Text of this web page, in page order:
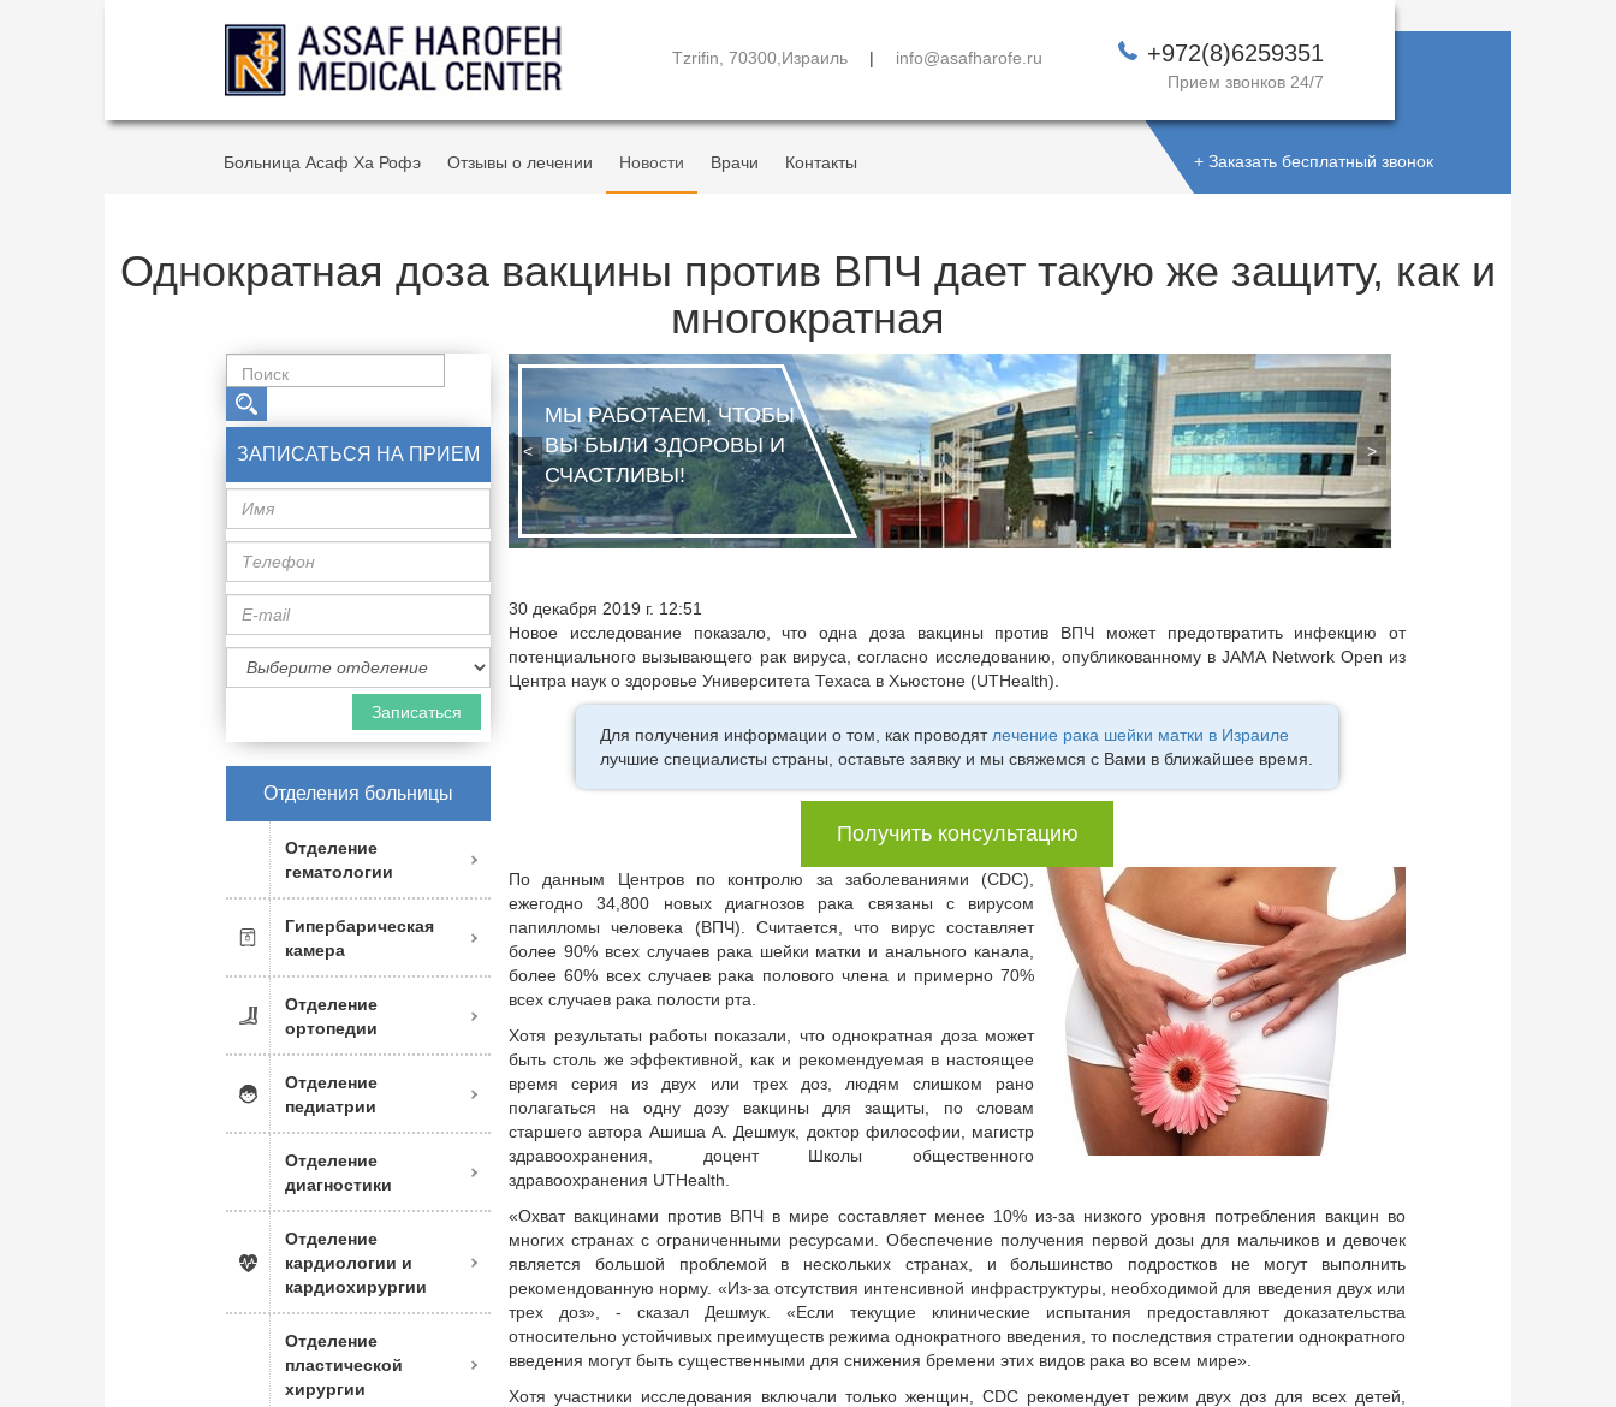
Tzrifin, 70300,Израиль | info@asafharofe.ru +972(8)6259351
Прием звонков 24/7
Больница Асаф Ха Рофэ Отзывы о лечении Новости Врачи Контакты + Заказать бесплатный звонок
Однократная доза вакцины против ВПЧ дает такую же защиту, как и
многократная
ЗАПИСАТЬСЯ НА ПРИЕМ
Имя
Телефон
E-
mail
Специализация
врача
Отделения больницы
Отделение
гематологии
Гипербарическая
камера
Отделение
ортопедии
Отделение
педиатрии
Отделение
диагностики
Отделение
кардиологии и
кардиохирургии
Отделение
пластической
хирургии
МЫ РАБОТАЕМ, ЧТОБЫ
ВЫ БЫЛИ ЗДОРОВЫ И
СЧАСТЛИВЫ!
< >
30 декабря 2019 г. 12:51
Новое исследование показало, что одна доза вакцины против ВПЧ может предотвратить инфекцию от
потенциального вызывающего рак вируса, согласно исследованию, опубликованному в JAMA Network Open из
Центра наук о здоровье Университета Техаса в Хьюстоне (UTHealth).
Для получения информации о том, как проводят лечение рака шейки матки в Израиле
лучшие специалисты страны, оставьте заявку и мы свяжемся с Вами в ближайшее время.
Получить консультацию
По данным Центров по контролю за заболеваниями (CDC),
ежегодно 34,800 новых диагнозов рака связаны с вирусом
папилломы человека (ВПЧ). Считается, что вирус составляет
более 90% всех случаев рака шейки матки и анального канала,
более 60% всех случаев рака полового члена и примерно 70%
всех случаев рака полости рта.
Хотя результаты работы показали, что однократная доза может
быть столь же эффективной, как и рекомендуемая в настоящее
время серия из двух или трех доз, людям слишком рано
полагаться на одну дозу вакцины для защиты, по словам
старшего автора Ашиша А. Дешмук, доктор философии, магистр
здравоохранения, доцент Школы общественного
здравоохранения UTHealth.
«Охват вакцинами против ВПЧ в мире составляет менее 10% из-за низкого уровня потребления вакцин во
многих странах с ограниченными ресурсами. Обеспечение получения первой дозы для мальчиков и девочек
является большой проблемой в нескольких странах, и большинство подростков не могут выполнить
рекомендованную норму. «Из-за отсутствия интенсивной инфраструктуры, необходимой для введения двух или
трех доз», - сказал Дешмук. «Если текущие клинические испытания предоставляют доказательства
относительно устойчивых преимуществ режима однократного введения, то последствия стратегии однократного
введения могут быть существенными для снижения бремени этих видов рака во всем мире».
Хотя участники исследования включали только женщин, CDC рекомендует режим двух доз для всех детей,